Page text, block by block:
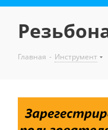
Главная - Инструмент